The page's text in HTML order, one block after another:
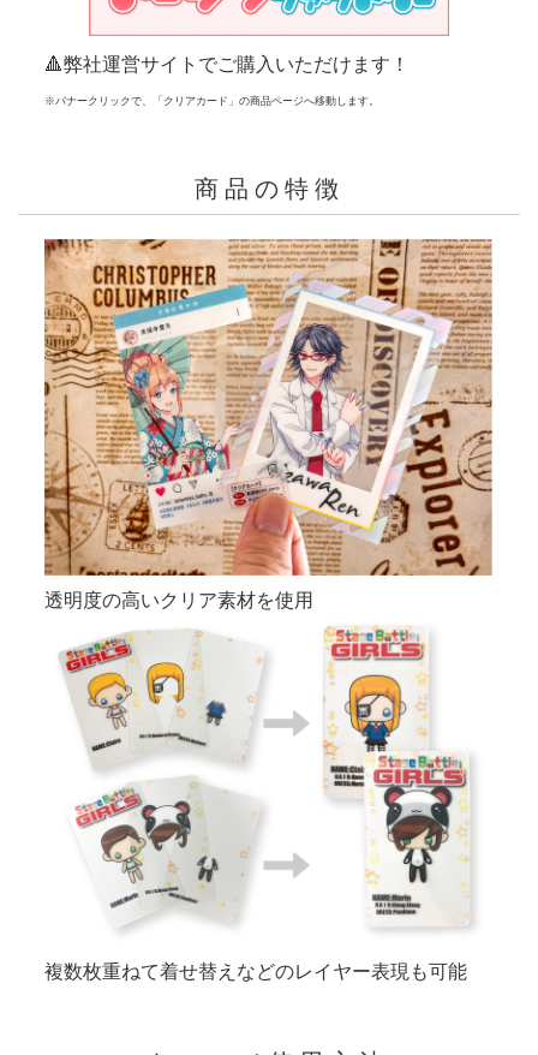
🔺弊社運営サイトでご購入いただけます！
※バナークリックで、「クリアカード」の商品ページへ移動します。
商品の特徴
透明度の高いクリア素材を使用
複数枚重ねて着せ替えなどのレイヤー表現も可能